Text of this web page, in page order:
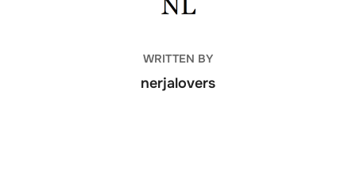
WRITTEN BY
nerjalovers